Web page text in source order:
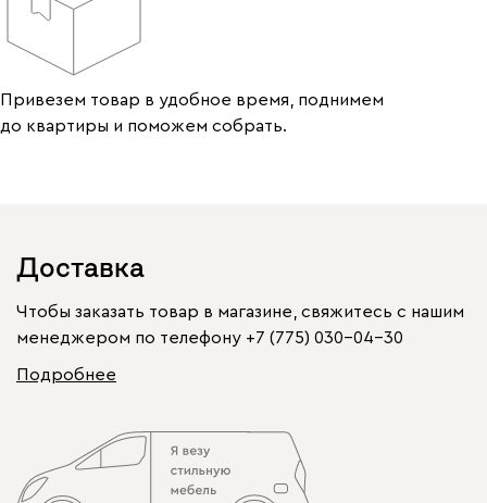
Привезем товар в удобное время, поднимем
до квартиры и поможем собрать.
Доставка
Чтобы заказать товар в магазине, свяжитесь с нашим
менеджером по телефону +7 (775) 030-04-30
Подробнее